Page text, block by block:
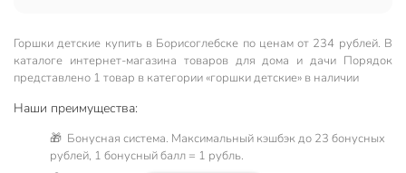
Горшки детские купить в Борисоглебске по ценам от 234 рублей. В
каталоге интернет-магазина товаров для дома и дачи Порядок
представлено 1 товар в категории «горшки детские» в наличии
Наши преимущества:
🎁 Бонусная система. Максимальный кэшбэк до 23 бонусных
рублей, 1 бонусный балл = 1 рубль.